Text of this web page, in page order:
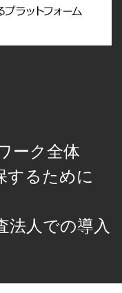
ーク全体
するために
法人での導入